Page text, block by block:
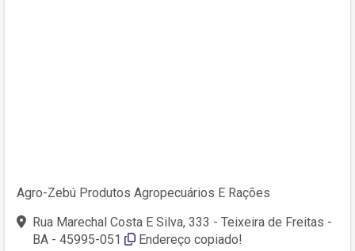
Agro-Zebú Produtos Agropecuários E Rações
Rua Marechal Costa E Silva, 333 - Teixeira de Freitas -
BA - 45995-051
Endereço copiado!